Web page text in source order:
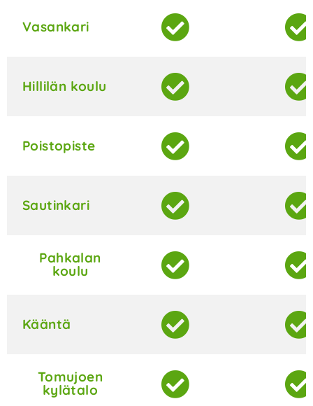
Vasankari
Hillilän koulu
Poistopiste
Sautinkari
Pahkalan
koulu
Kääntä
Tomujoen
kylätalo